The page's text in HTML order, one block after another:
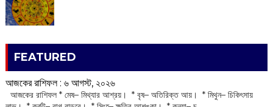
FEATURED
আজকের রাশিফল :‌ ‌‌৬ আগস্ট, ২০২৬
‌ আজকের রাশিফল * মেষ– মিথ্যার আশ্রয়। * বৃষ– অতিরিক্ত আয়। * মিথুন– চিকিৎসায়